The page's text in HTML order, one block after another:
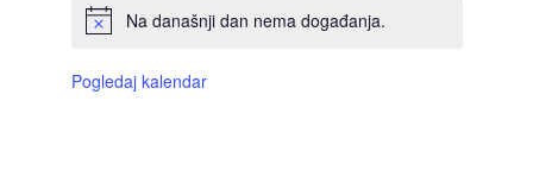
Na današnji dan nema događanja.
Pogledaj kalendar